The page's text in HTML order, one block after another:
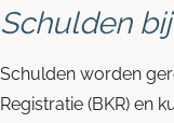
Schulden
Schulden worden
Registratie (BKR) en